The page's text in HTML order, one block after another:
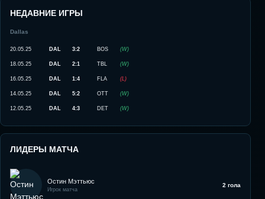
НЕДАВНИЕ ИГРЫ
Dallas
20.05.25 DAL 3:2 BOS (W)
18.05.25 DAL 2:1 TBL (W)
16.05.25 DAL 1:4 FLA (L)
14.05.25 DAL 5:2 OTT (W)
12.05.25 DAL 4:3 DET (W)
ЛИДЕРЫ МАТЧА
Остин Мэттьюс
Игрок матча
2 гола